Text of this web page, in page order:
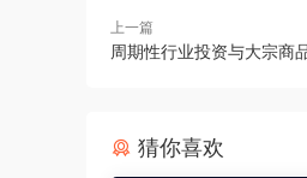
上一篇
周期性行业投资与大宗商
猜你喜欢